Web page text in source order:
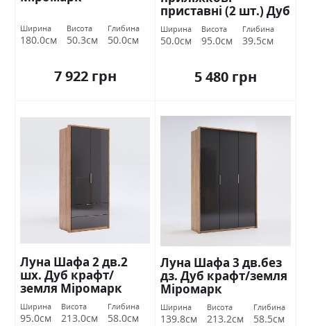
Ширина
180.0см
Висота
50.3см
Глибина
50.0см
7 922 грн
приставні (2 шт.) Дуб
крафт/земля
Міромарк
Ширина
50.0см
Висота
95.0см
Глибина
39.5см
5 480 грн
Луна Шафа 2 дв.2
шх. Дуб крафт/
земля Міромарк
Ширина
95.0см
Висота
213.0см
Глибина
58.0см
Луна Шафа 3 дв.без
дз. Дуб крафт/земля
Міромарк
Ширина
139.8см
Висота
213.2см
Глибина
58.5см